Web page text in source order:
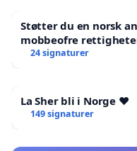
Støtter du en norsk
mobbeofre
24 signaturer
La Sher bli i Norge ❤️
149 signaturer